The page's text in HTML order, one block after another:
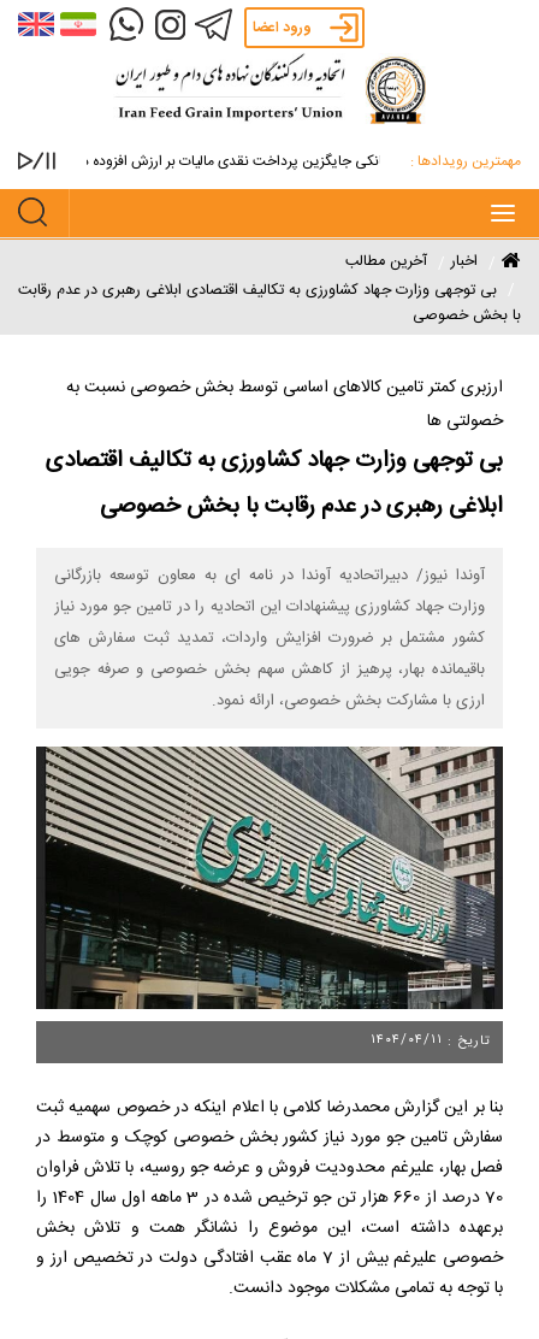
ورود اعضا
مهمترین رویدادها :
ضمانتنامه بانکی جایگزین پرداخت نقدی مالیات بر ارزش افزوده دانه روغنی /
Toggle
navigation
اخبار
آخرین مطالب
بی توجهی وزارت جهاد کشاورزی به تکالیف اقتصادی ابلاغی رهبری در عدم رقابت
با بخش خصوصی
ارزبری کمتر تامین کالاهای اساسی توسط بخش خصوصی نسبت به
خصولتی ها
بی توجهی وزارت جهاد کشاورزی به تکالیف اقتصادی
ابلاغی رهبری در عدم رقابت با بخش خصوصی
آوندا نیوز/ دبیراتحادیه آوندا در نامه ای به معاون توسعه بازرگانی
وزارت جهاد کشاورزی پیشنهادات این اتحادیه را در تامین جو مورد نیاز
کشور مشتمل بر ضرورت افزایش واردات، تمدید ثبت سفارش های
باقیمانده بهار، پرهیز از کاهش سهم بخش خصوصی و صرفه جویی
ارزی با مشارکت بخش خصوصی، ارائه نمود.
تاریخ : ۱۴۰۴/۰۴/۱۱
بنا بر این گزارش محمدرضا کلامی با اعلام اینکه در خصوص سهمیه ثبت
سفارش تامین جو مورد نیاز کشور بخش خصوصی کوچک و متوسط در
فصل بهار، علیرغم محدودیت فروش و عرضه جو روسیه، با تلاش فراوان
70 درصد از 660 هزار تن جو ترخیص شده در 3 ماهه اول سال 1404 را
برعهده داشته است، این موضوع را نشانگر همت و تلاش بخش
خصوصی علیرغم بیش از 7 ماه عقب افتادگی دولت در تخصیص ارز و
با توجه به تمامی مشکلات موجود دانست.